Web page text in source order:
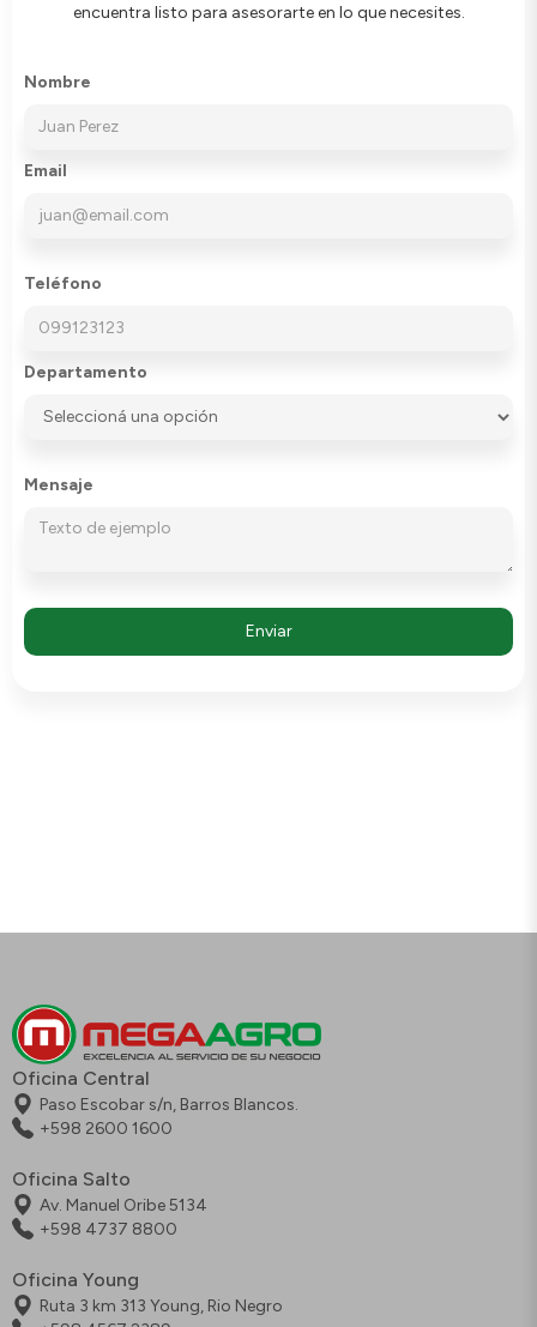
encuentra listo para asesorarte en lo que necesites.
Nombre
Email
Teléfono
Departamento
Mensaje
Oficina Central
Paso Escobar s/n, Barros Blancos.
+598 2600 1600
Oficina Salto
Av. Manuel Oribe 5134
+598 4737 8800
Oficina Young
Ruta 3 km 313 Young, Rio Negro